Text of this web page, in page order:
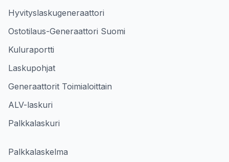
Hyvityslaskugeneraattori
Ostotilaus-Generaattori Suomi
Kuluraportti
Laskupohjat
Generaattorit Toimialoittain
ALV-laskuri
Palkkalaskuri
Palkkalaskelma